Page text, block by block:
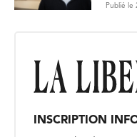
Publié le
INSCRIPTION